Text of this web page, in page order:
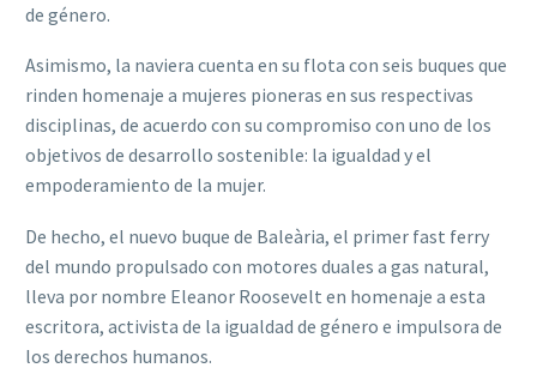
de género.
Asimismo, la naviera cuenta en su flota con seis buques que
rinden homenaje a mujeres pioneras en sus respectivas
disciplinas, de acuerdo con su compromiso con uno de los
objetivos de desarrollo sostenible: la igualdad y el
empoderamiento de la mujer.
De hecho, el nuevo buque de Baleària, el primer fast ferry
del mundo propulsado con motores duales a gas natural,
lleva por nombre Eleanor Roosevelt en homenaje a esta
escritora, activista de la igualdad de género e impulsora de
los derechos humanos.